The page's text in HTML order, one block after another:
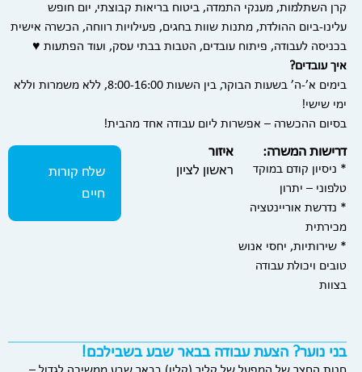
קרן השתלמות, מענקי התמדה, ביטוח בריאות קבוצתי, יום חופש
עלינו-ביום ההולדת, מתנות שוות בחגים, פעילויות רווחה, הכשרה אישית
בכניסה לעבודה, פיתוח עובדים, הטבות בבתי עסק, ועוד הפתעות ♥
איך עובדים?
בימים א’-ה’ בשעות הבוקר, בין השעות 8:00-16:00, ללא משמרות וללא
ימי שישי!
בסיום ההכשרה – אפשרות ליום עבודה אחד מהבית!
דרישות המשרה:
* ניסיון קודם במוקד
טלפוני – יתרון
* נדרשת אוריינטציה
מכירתית
* שירותיות, יחסי אנוש
טובים ויכולת עבודה
בצוות
איזור
ראשון לציון
שלח קורות
חיים
בני נוער? הצעת עבודה בבאר שבע בשבילכם!